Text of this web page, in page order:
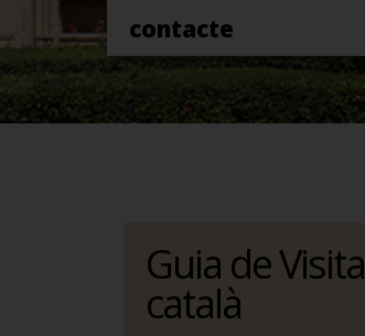
contacte
Guia de Visita
català